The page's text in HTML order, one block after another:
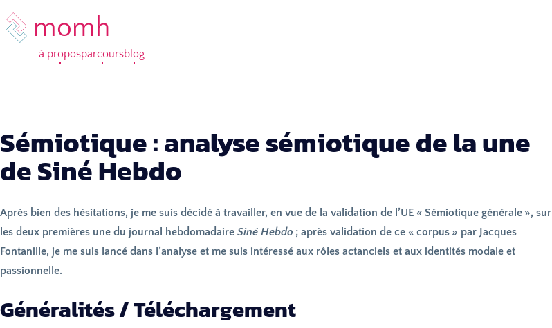
momh
à proposparcoursblog
Sémiotique : analyse sémiotique de la une
de Siné Hebdo
Après bien des hésitations, je me suis décidé à travailler, en vue de la validation de l’UE « Sémiotique générale », sur
les deux premières une du journal hebdomadaire Siné Hebdo ; après validation de ce « corpus » par Jacques
Fontanille, je me suis lancé dans l’analyse et me suis intéressé aux rôles actanciels et aux identités modale et
passionnelle.
Généralités / Téléchargement